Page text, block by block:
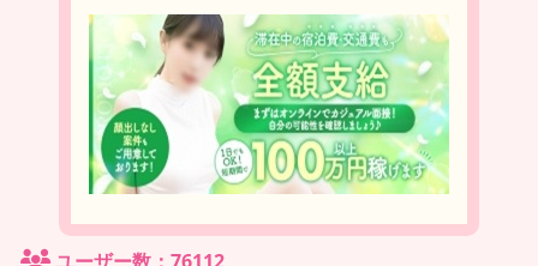
ユーザー数：76112